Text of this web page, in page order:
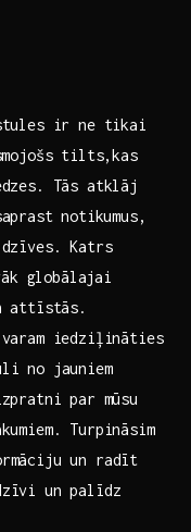
ir ne ​tikai
tilts,kas⁤
Tās atklāj⁢
⁤notikumus,
Katrs
⁣globālajai
‍attīstās.​
varam iedziļināties⁤
no jauniem
par mūsu
Turpināsim
un radīt
un palīdz